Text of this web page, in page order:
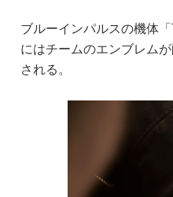
ブルーインパルスの機体
にはチームのエンブレム
される。